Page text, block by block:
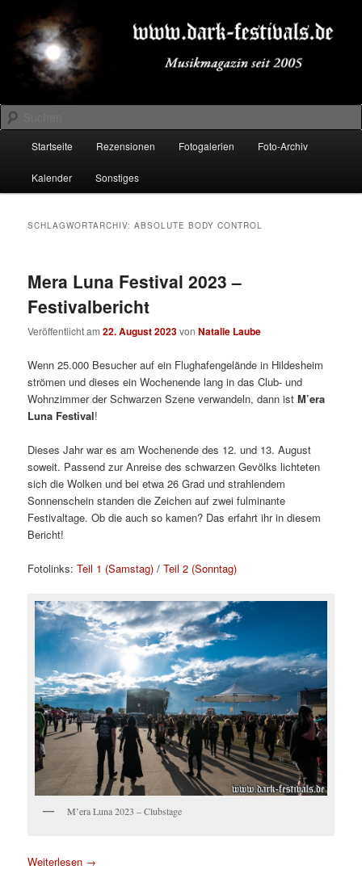
primären
Inhalt
springen
sekundären
Inhalt
springenDARK-FESTIVALS.DE
Suchen
Startseite Rezensionen Fotogalerien Foto-Archiv
Kalender Sonstiges
SCHLAGWORTARCHIV:ABSOLUTE BODY CONTROL
Mera Luna Festival 2023 –
Festivalbericht
Veröffentlicht am22. August 2023vonNatalie Laube
Wenn 25.000 Besucher auf ein Flughafengelände in Hildesheim
strömen und dieses ein Wochenende lang in das Club- und
Wohnzimmer der Schwarzen Szene verwandeln, dann istM’era
Luna Festival!
Dieses Jahr war es am Wochenende des 12. und 13. August
soweit. Passend zur Anreise des schwarzen Gevölks lichteten
sich die Wolken und bei etwa 26 Grad und strahlendem
Sonnenschein standen die Zeichen auf zwei fulminante
Festivaltage. Ob die auch so kamen? Das erfahrt ihr in diesem
Bericht!
Fotolinks:Teil 1 (Samstag) /Teil 2 (Sonntag)
M’era Luna 2023 – Clubstage
Weiterlesen →